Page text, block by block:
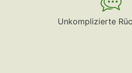
Unkomplizierte